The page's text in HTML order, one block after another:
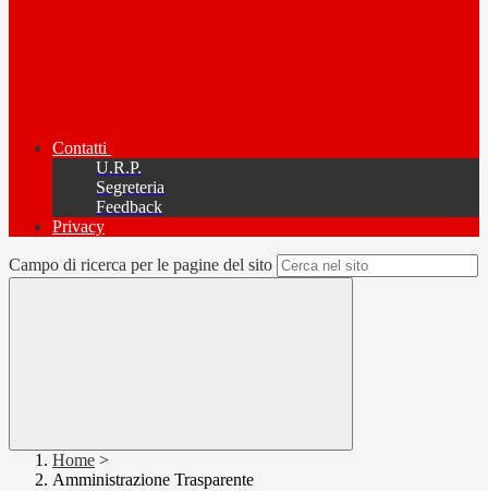
Contatti
U.R.P.
Segreteria
Feedback
Privacy
Campo di ricerca per le pagine del sito
Home >
Amministrazione Trasparente